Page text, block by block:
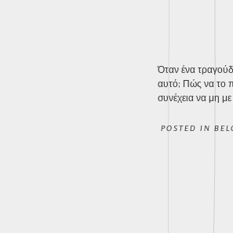
Όταν ένα
αυτό; Πώς να το
συνέχεια να μη
POSTED IN